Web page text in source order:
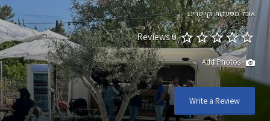
אוכל מסעדות וקייטרינג
0 Reviews
Add Photos
Write a Review